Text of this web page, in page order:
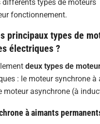
différents types de moteurs
fonctionnement.
principaux types de
électriques ?
deux types de
: le moteur synchrone à
moteur asynchrone (à
à aimants